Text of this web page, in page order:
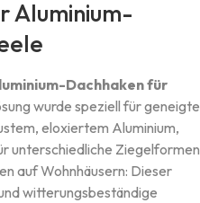
Aluminium-
Dachhaken für
wurde speziell für geneigte
eloxiertem Aluminium,
unterschiedliche Ziegelformen
auf Wohnhäusern: Dieser
witterungsbeständige